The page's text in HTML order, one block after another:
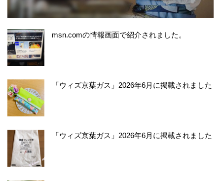
msn.comの情報画面で紹介されました。
「ウィズ京葉ガス」2026年6月に掲載されました
「ウィズ京葉ガス」2026年6月に掲載されました